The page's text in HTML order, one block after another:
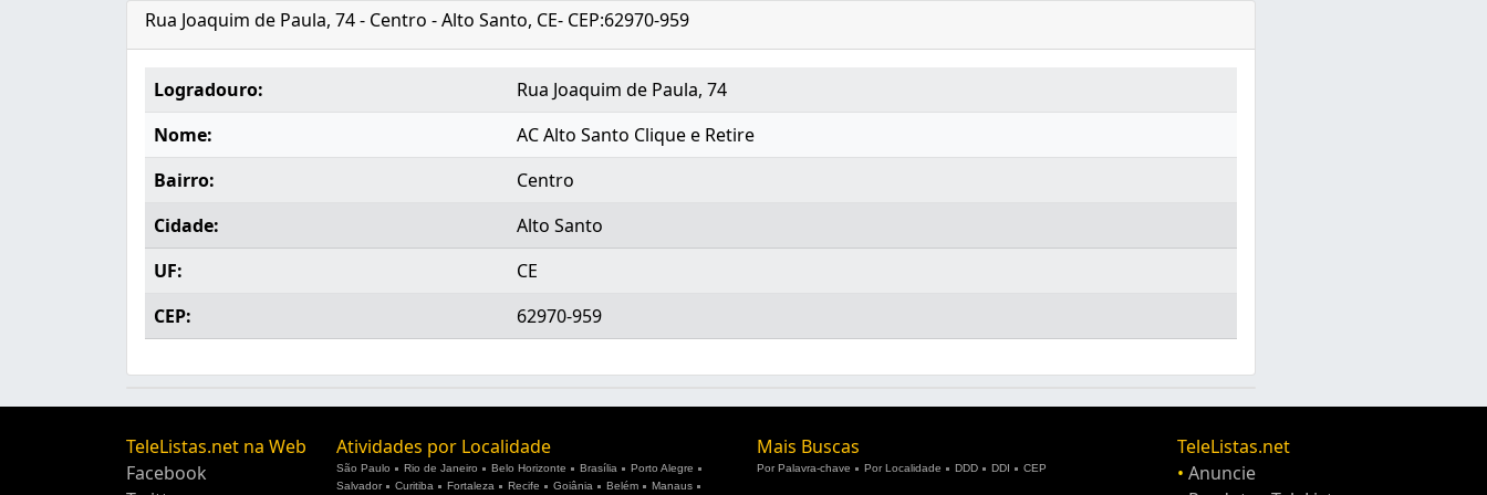
Rua Joaquim de Paula, 74 - Centro - Alto Santo, CE- CEP:62970-959
Logradouro:
Rua Joaquim de Paula, 74
Nome:
AC Alto Santo Clique e Retire
Bairro:
Centro
Cidade:
Alto Santo
UF:
CE
CEP:
62970-959
TeleListas.net na Web
Facebook
Atividades por Localidade
São Paulo Rio de Janeiro Belo Horizonte Brasília
Porto Alegre
Salvador
Curitiba Fortaleza Recife Goiânia Belém Manaus
Mais Buscas
Por Palavra-chave Por Localidade DDD DDI CEP
TeleListas.net
• Anuncie